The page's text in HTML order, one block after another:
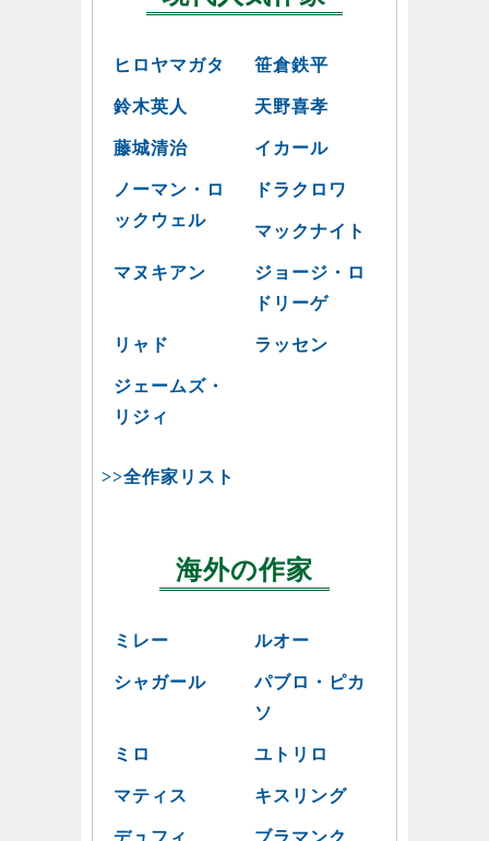
ヒロヤマガタ 笹倉鉄平
鈴木英人 天野喜孝
藤城清治 イカール
ノーマン・ロ
ックウェル
ドラクロワ
マックナイト
マヌキアン
ジョージ・ロ
ドリーゲ
リャド ラッセン
ジェームズ・
リジィ
>>全作家リスト
海外の作家
ミレー ルオー
シャガール
パブロ・ピカ
ソ
ミロ ユトリロ
マティス キスリング
デュフィ ブラマンク